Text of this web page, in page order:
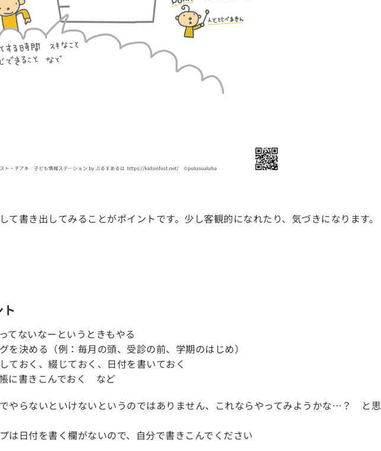
て書き出してみることがポイントです。少し客観的になれたり、気づきになります。
てないなーというときもやる
を決める（例：毎月の頭、受診の前、学期のはじめ）
ておく、綴じておく、日付を書いておく
に書きこんでおく など
やらないといけないというのではありません、これならやってみようかな…？ と思
は日付を書く欄がないので、自分で書きこんでください